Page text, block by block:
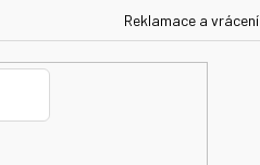
Reklamace a vrácení